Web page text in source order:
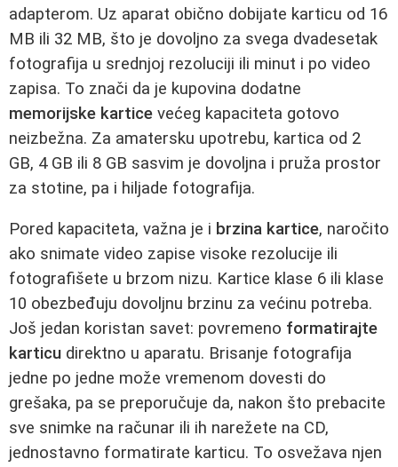
adapterom. Uz aparat obično dobijate karticu od 16
MB ili 32 MB, što je dovoljno za svega dvadesetak
fotografija u srednjoj rezoluciji ili minut i po video
zapisa. To znači da je kupovina dodatne
memorijske kartice većeg kapaciteta gotovo
neizbežna. Za amatersku upotrebu, kartica od 2
GB, 4 GB ili 8 GB sasvim je dovoljna i pruža prostor
za stotine, pa i hiljade fotografija.
Pored kapaciteta, važna je i brzina kartice, naročito
ako snimate video zapise visoke rezolucije ili
fotografišete u brzom nizu. Kartice klase 6 ili klase
10 obezbeđuju dovoljnu brzinu za većinu potreba.
Još jedan koristan savet: povremeno formatirajte
karticu direktno u aparatu. Brisanje fotografija
jedne po jedne može vremenom dovesti do
grešaka, pa se preporučuje da, nakon što prebacite
sve snimke na računar ili ih narežete na CD,
jednostavno formatirate karticu. To osvežava njen